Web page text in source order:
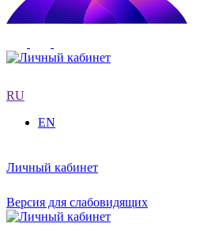
RU
EN
Личный кабинет
Версия для слабовидящих